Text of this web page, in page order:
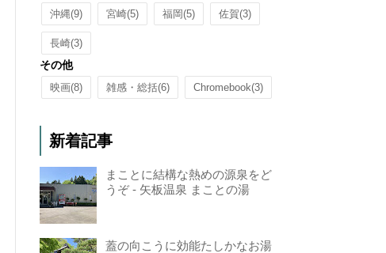
沖縄(9) 宮崎(5) 福岡(5) 佐賀(3)
長崎(3)
その他
映画(8) 雑感・総括(6) Chromebook(3)
新着記事
まことに結構な熱めの源泉をど
うぞ - 矢板温泉 まことの湯
蓋の向こうに効能たしかなお湯